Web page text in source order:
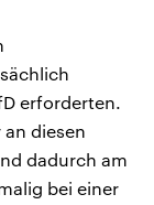
erforderten.
diesen
dadurch am
bei einer